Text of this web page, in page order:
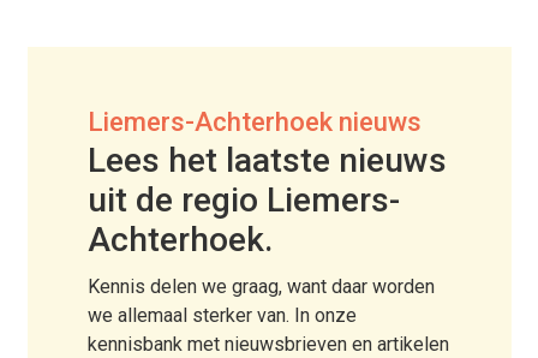
Liemers-Achterhoek nieuws
Lees het laatste nieuws
uit de regio Liemers-
Achterhoek.
Kennis delen we graag, want daar worden
we allemaal sterker van. In onze
kennisbank met nieuwsbrieven en artikelen